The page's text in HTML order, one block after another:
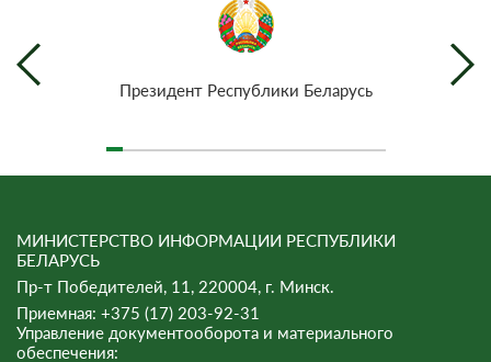
Президент Республики Беларусь
МИНИСТЕРСТВО ИНФОРМАЦИИ РЕСПУБЛИКИ
БЕЛАРУСЬ
Пр-т Победителей, 11, 220004, г. Минск.
Приемная: +375 (17) 203-92-31
Управление документооборота и материального
обеспечения: